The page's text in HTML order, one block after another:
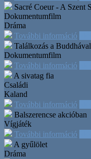
Sacré Coeur - A Szent
Dokumentumfilm
Dráma
További információ
Találkozás a Buddhával
Dokumentumfilm
További információ
A sivatag fia
Családi
Kaland
További információ
Balszerencse akcióban
Vígjáték
További információ
A gyűlölet
Dráma